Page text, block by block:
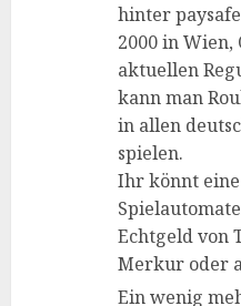
hinter
2000 in
aktuellen
kann man
in allen
spielen.
Ihr könnt
Echtgeld von
Merkur oder
Ein wenig